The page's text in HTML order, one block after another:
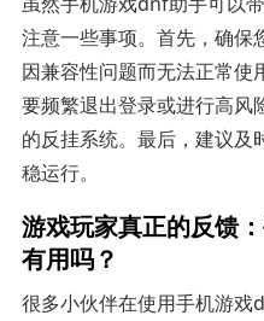
注意一些事项。首先，确保
因兼容性问题而无法正常使
要频繁退出登录或进行高风
的反挂系统。最后，建议及
稳运行。
游戏玩家真正的反馈
有用吗？
很多小伙伴在使用手机游